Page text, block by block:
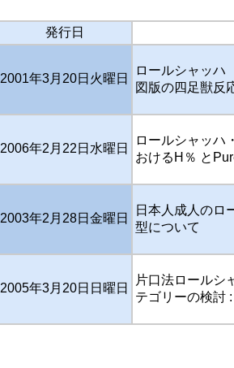
発行日
2001年3月20日火曜日
ロールシャッハ
図版の四足獣反
2006年2月22日水曜日
ロールシャッハ
おけるH％ と
2003年2月28日金曜日
日本人成人のロ
型について
2005年3月20日日曜日
片口法ロールシ
テゴリーの検討